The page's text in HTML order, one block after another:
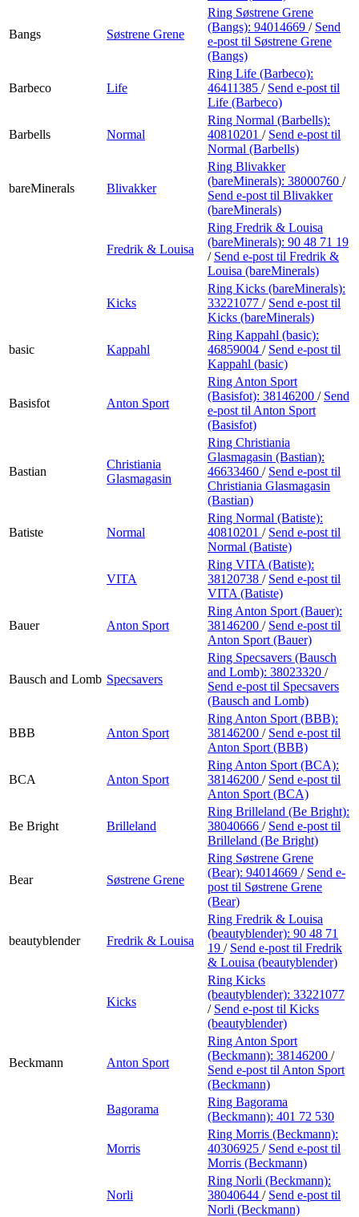
Bangs Søstrene Grene
Ring Søstrene Grene
(Bangs): 94014669 / Send
e-post til Søstrene Grene
(Bangs)
Barbeco Life
Ring Life (Barbeco):
46411385 / Send e-post til
Life (Barbeco)
Barbells Normal
Ring Normal (Barbells):
40810201 / Send e-post til
Normal (Barbells)
bareMinerals Blivakker
Ring Blivakker
(bareMinerals): 38000760 /
Send e-post til Blivakker
(bareMinerals)
Fredrik & Louisa
Ring Fredrik & Louisa
(bareMinerals): 90 48 71 19
/ Send e-post til Fredrik &
Louisa (bareMinerals)
Kicks
Ring Kicks (bareMinerals):
33221077 / Send e-post til
Kicks (bareMinerals)
basic Kappahl
Ring Kappahl (basic):
46859004 / Send e-post til
Kappahl (basic)
Basisfot Anton Sport
Ring Anton Sport
(Basisfot): 38146200 / Send
e-post til Anton Sport
(Basisfot)
Bastian
Christiania
Glasmagasin
Ring Christiania
Glasmagasin (Bastian):
46633460 / Send e-post til
Christiania Glasmagasin
(Bastian)
Batiste Normal
Ring Normal (Batiste):
40810201 / Send e-post til
Normal (Batiste)
VITA
Ring VITA (Batiste):
38120738 / Send e-post til
VITA (Batiste)
Bauer Anton Sport
Ring Anton Sport (Bauer):
38146200 / Send e-post til
Anton Sport (Bauer)
Bausch and Lomb Specsavers
Ring Specsavers (Bausch
and Lomb): 38023320 /
Send e-post til Specsavers
(Bausch and Lomb)
BBB Anton Sport
Ring Anton Sport (BBB):
38146200 / Send e-post til
Anton Sport (BBB)
BCA Anton Sport
Ring Anton Sport (BCA):
38146200 / Send e-post til
Anton Sport (BCA)
Be Bright Brilleland
Ring Brilleland (Be Bright):
38040666 / Send e-post til
Brilleland (Be Bright)
Bear Søstrene Grene
Ring Søstrene Grene
(Bear): 94014669 / Send e-
post til Søstrene Grene
(Bear)
beautyblender Fredrik & Louisa
Ring Fredrik & Louisa
(beautyblender): 90 48 71
19 / Send e-post til Fredrik
& Louisa (beautyblender)
Kicks
Ring Kicks
(beautyblender): 33221077
/ Send e-post til Kicks
(beautyblender)
Beckmann Anton Sport
Ring Anton Sport
(Beckmann): 38146200 /
Send e-post til Anton Sport
(Beckmann)
Bagorama
Ring Bagorama
(Beckmann): 401 72 530
Morris
Ring Morris (Beckmann):
40306925 / Send e-post til
Morris (Beckmann)
Norli
Ring Norli (Beckmann):
38040644 / Send e-post til
Norli (Beckmann)